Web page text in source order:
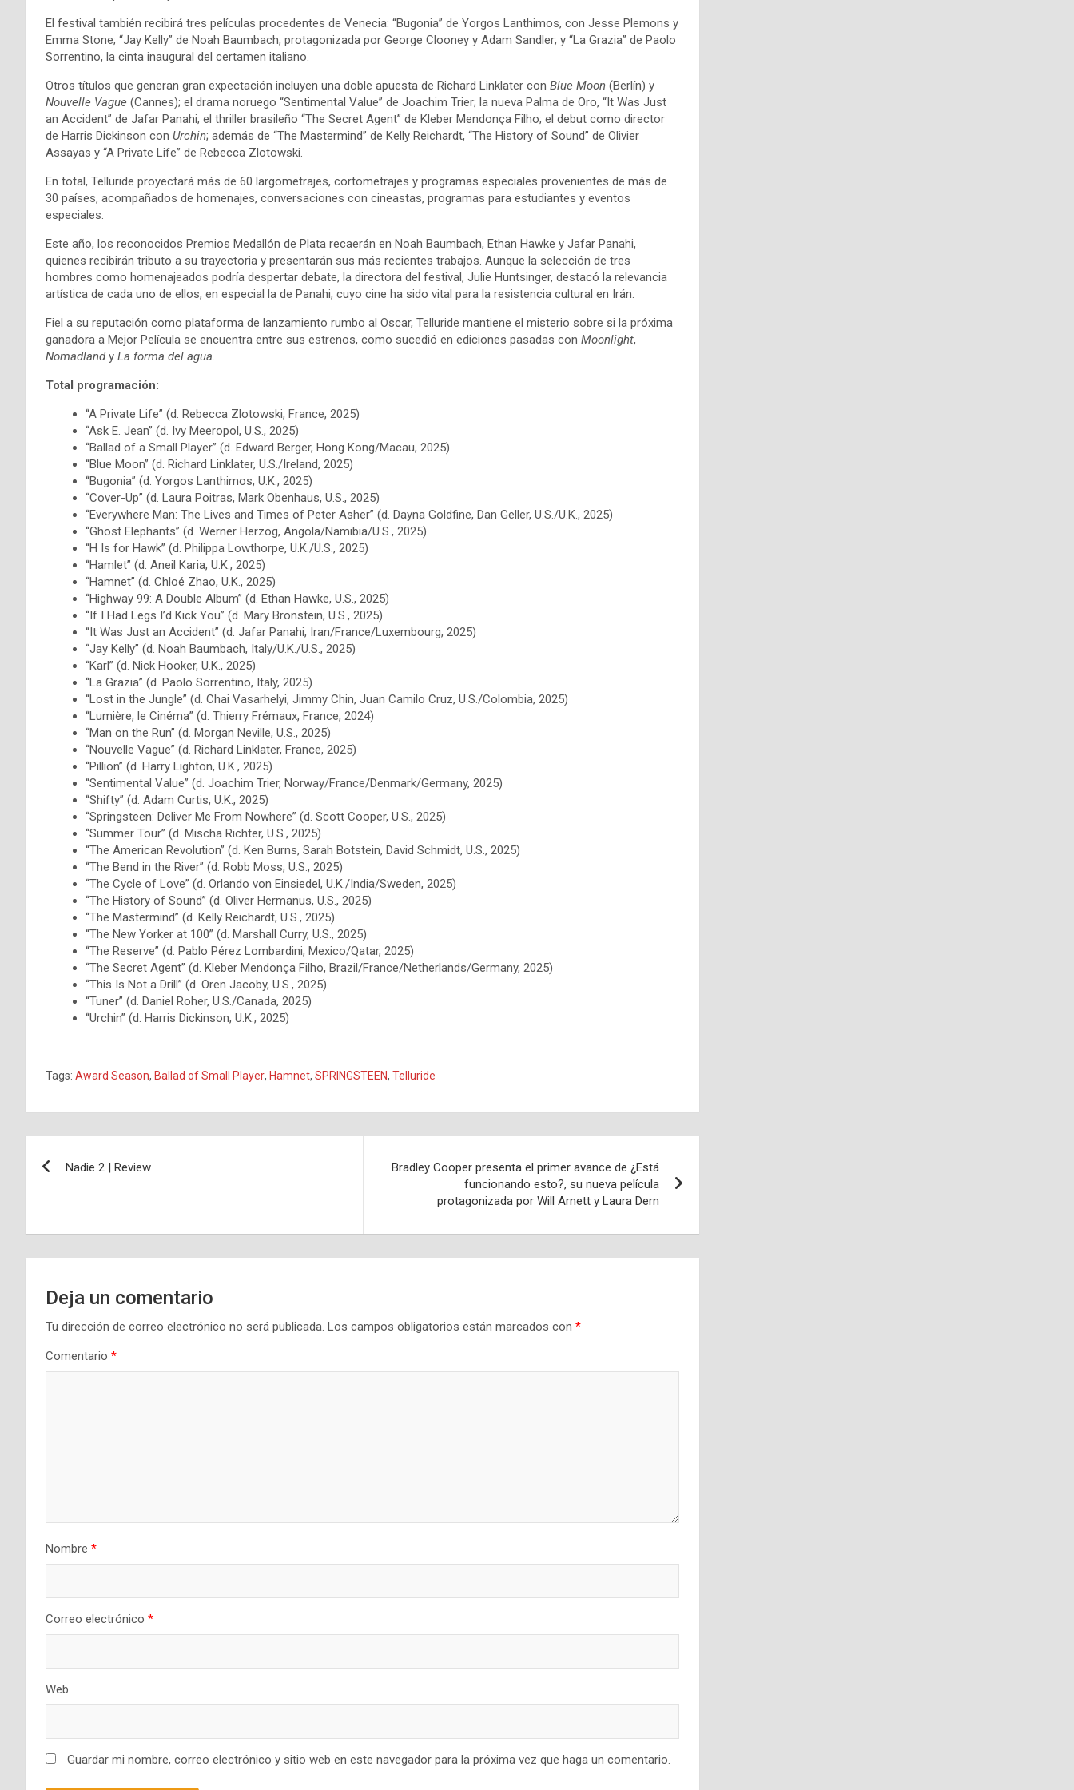
El festival también recibirá tres películas procedentes de Venecia: “Bugonia” de Yorgos Lanthimos, con Jesse Plemons y
Emma Stone; “Jay Kelly” de Noah Baumbach, protagonizada por George Clooney y Adam Sandler; y “La Grazia” de Paolo
Sorrentino, la cinta inaugural del certamen italiano.
Otros títulos que generan gran expectación incluyen una doble apuesta de Richard Linklater con Blue Moon (Berlín) y
Nouvelle Vague (Cannes); el drama noruego “Sentimental Value” de Joachim Trier; la nueva Palma de Oro, “It Was Just
an Accident” de Jafar Panahi; el thriller brasileño “The Secret Agent” de Kleber Mendonça Filho; el debut como director
de Harris Dickinson con Urchin; además de “The Mastermind” de Kelly Reichardt, “The History of Sound” de Olivier
Assayas y “A Private Life” de Rebecca Zlotowski.
En total, Telluride proyectará más de 60 largometrajes, cortometrajes y programas especiales provenientes de más de
30 países, acompañados de homenajes, conversaciones con cineastas, programas para estudiantes y eventos
especiales.
Este año, los reconocidos Premios Medallón de Plata recaerán en Noah Baumbach, Ethan Hawke y Jafar Panahi,
quienes recibirán tributo a su trayectoria y presentarán sus más recientes trabajos. Aunque la selección de tres
hombres como homenajeados podría despertar debate, la directora del festival, Julie Huntsinger, destacó la relevancia
artística de cada uno de ellos, en especial la de Panahi, cuyo cine ha sido vital para la resistencia cultural en Irán.
Fiel a su reputación como plataforma de lanzamiento rumbo al Oscar, Telluride mantiene el misterio sobre si la próxima
ganadora a Mejor Película se encuentra entre sus estrenos, como sucedió en ediciones pasadas con Moonlight,
Nomadlandy La forma del agua
Total programación:
“A Private Life” (d. Rebecca Zlotowski, France, 2025)
“Ask E. Jean” (d. Ivy Meeropol, U.S., 2025)
“Ballad of a Small Player” (d. Edward Berger, Hong Kong/Macau, 2025)
“Blue Moon” (d. Richard Linklater, U.S./Ireland, 2025)
“Bugonia” (d. Yorgos Lanthimos, U.K., 2025)
“Cover-Up” (d. Laura Poitras, Mark Obenhaus, U.S., 2025)
“Everywhere Man: The Lives and Times of Peter Asher” (d. Dayna Goldfine, Dan Geller, U.S./U.K., 2025)
“Ghost Elephants” (d. Werner Herzog, Angola/Namibia/U.S., 2025)
“H Is for Hawk” (d. Philippa Lowthorpe, U.K./U.S., 2025)
“Hamlet” (d. Aneil Karia, U.K., 2025)
“Hamnet” (d. Chloé Zhao, U.K., 2025)
“Highway 99: A Double Album” (d. Ethan Hawke, U.S., 2025)
“If I Had Legs I’d Kick You” (d. Mary Bronstein, U.S., 2025)
“It Was Just an Accident” (d. Jafar Panahi, Iran/France/Luxembourg, 2025)
“Jay Kelly” (d. Noah Baumbach, Italy/U.K./U.S., 2025)
“Karl” (d. Nick Hooker, U.K., 2025)
“La Grazia” (d. Paolo Sorrentino, Italy, 2025)
“Lost in the Jungle” (d. Chai Vasarhelyi, Jimmy Chin, Juan Camilo Cruz, U.S./Colombia, 2025)
“Lumière, le Cinéma” (d. Thierry Frémaux, France, 2024)
“Man on the Run” (d. Morgan Neville, U.S., 2025)
“Nouvelle Vague” (d. Richard Linklater, France, 2025)
“Pillion” (d. Harry Lighton, U.K., 2025)
“Sentimental Value” (d. Joachim Trier, Norway/France/Denmark/Germany, 2025)
“Shifty” (d. Adam Curtis, U.K., 2025)
“Springsteen: Deliver Me From Nowhere” (d. Scott Cooper, U.S., 2025)
“Summer Tour” (d. Mischa Richter, U.S., 2025)
“The American Revolution” (d. Ken Burns, Sarah Botstein, David Schmidt, U.S., 2025)
“The Bend in the River” (d. Robb Moss, U.S., 2025)
“The Cycle of Love” (d. Orlando von Einsiedel, U.K./India/Sweden, 2025)
“The History of Sound” (d. Oliver Hermanus, U.S., 2025)
“The Mastermind” (d. Kelly Reichardt, U.S., 2025)
“The New Yorker at 100” (d. Marshall Curry, U.S., 2025)
“The Reserve” (d. Pablo Pérez Lombardini, Mexico/Qatar, 2025)
“The Secret Agent” (d. Kleber Mendonça Filho, Brazil/France/Netherlands/Germany, 2025)
“This Is Not a Drill” (d. Oren Jacoby, U.S., 2025)
“Tuner” (d. Daniel Roher, U.S./Canada, 2025)
“Urchin” (d. Harris Dickinson, U.K., 2025)
Tags: Award Season, Ballad of Small Player, Hamnet, SPRINGSTEEN, Telluride
Nadie 2 | Review
Bradley Cooper presenta el primer avance de ¿Está
funcionando esto?, su nueva película
protagonizada por Will Arnett y Laura Dern
Deja un comentario
Tu dirección de correo electrónico no será publicada. Los campos obligatorios están marcados con *
Comentario *
Nombre *
Correo electrónico *
Web
Guardar mi nombre, correo electrónico y sitio web en este navegador para la próxima vez que haga un comentario.